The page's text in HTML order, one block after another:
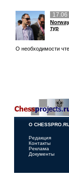
17.06
тур
О необходимости
О
Редакция
Контакты
Реклама
Документы